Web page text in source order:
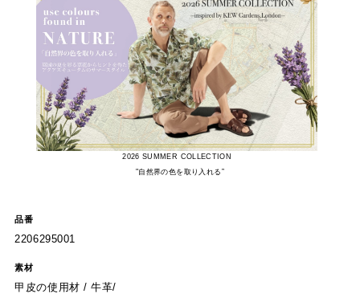
2026 SUMMER COLLECTION
"自然界の色を取り入れる”
品番
2206295001
素材
甲皮の使用材 / 牛革/